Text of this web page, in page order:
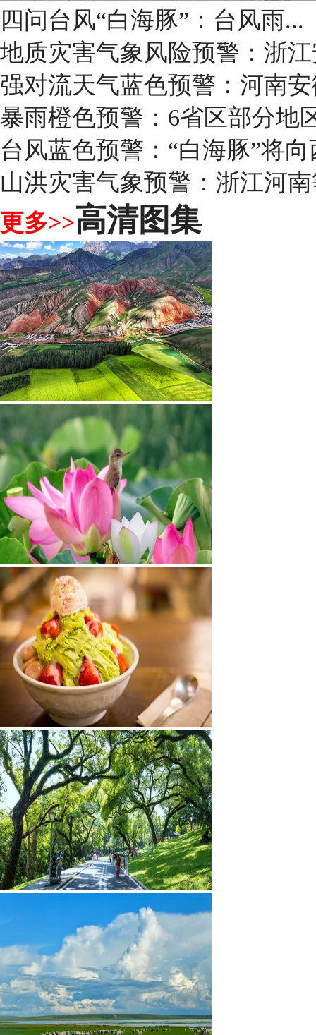
四问台风“白海豚”：台风雨...
地质灾害气象风险预警：浙
强对流天气蓝色预警：河南
暴雨橙色预警：6省区部分地
台风蓝色预警：“白海豚”将
山洪灾害气象预警：浙江河
更多>>高清图集